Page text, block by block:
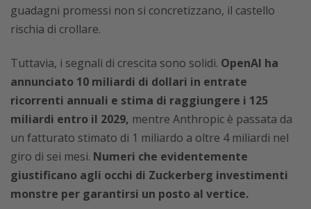
guadagni promessi non si concretizzano, il castello
rischia di crollare.
Tuttavia, i segnali di crescita sono solidi. OpenAI ha
annunciato 10 miliardi di dollari in entrate
ricorrenti annuali e stima di raggiungere i 125
miliardi entro il 2029, mentre Anthropic è passata da
un fatturato stimato di 1 miliardo a oltre 4 miliardi nel
giro di sei mesi. Numeri che evidentemente
giustificano agli occhi di Zuckerberg investimenti
monstre per garantirsi un posto al vertice.